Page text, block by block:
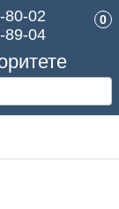
80-02
89-04
0